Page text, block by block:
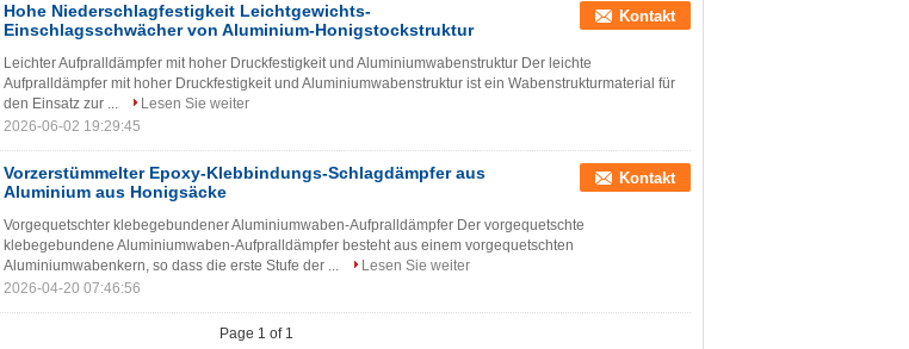
Hohe Niederschlagfestigkeit Leichtgewichts-
Einschlagsschwächer von Aluminium-Honigstockstruktur
Kontakt
Leichter Aufpralldämpfer mit hoher Druckfestigkeit und Aluminiumwabenstruktur Der leichte
Aufpralldämpfer mit hoher Druckfestigkeit und Aluminiumwabenstruktur ist ein Wabenstrukturmaterial für
den Einsatz zur ...
Lesen Sie weiter
2026-06-02 19:29:45
Vorzerstümmelter Epoxy-Klebbindungs-Schlagdämpfer aus
Aluminium aus Honigsäcke
Kontakt
Vorgequetschter klebegebundener Aluminiumwaben-Aufpralldämpfer Der vorgequetschte
klebegebundene Aluminiumwaben-Aufpralldämpfer besteht aus einem vorgequetschten
Aluminiumwabenkern, so dass die erste Stufe der ...
Lesen Sie weiter
2026-04-20 07:46:56
Page 1 of 1